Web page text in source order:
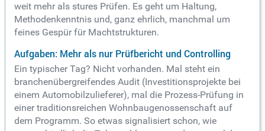
weit mehr als stures Prüfen. Es geht um Haltung,
Methodenkenntnis und, ganz ehrlich, manchmal um
feines Gespür für Machtstrukturen.
Aufgaben: Mehr als nur Prüfbericht und Controlling
Ein typischer Tag? Nicht vorhanden. Mal steht ein
branchenübergreifendes Audit (Investitionsprojekte bei
einem Automobilzulieferer), mal die Prozess-Prüfung in
einer traditionsreichen Wohnbaugenossenschaft auf
dem Programm. So etwas signalisiert schon, wie